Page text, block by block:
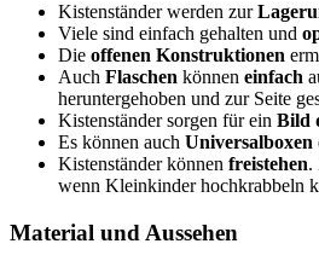
Kistenständer werden zur
Viele sind einfach gehalten und
Die offenen Konstruktionen
Auch Flaschen können einfach
heruntergehoben und zur Seite
Kistenständer sorgen für ein Bild
Es können auch Universalboxen
Kistenständer können freistehen.
wenn Kleinkinder hochkrabbeln
Material und Aussehen